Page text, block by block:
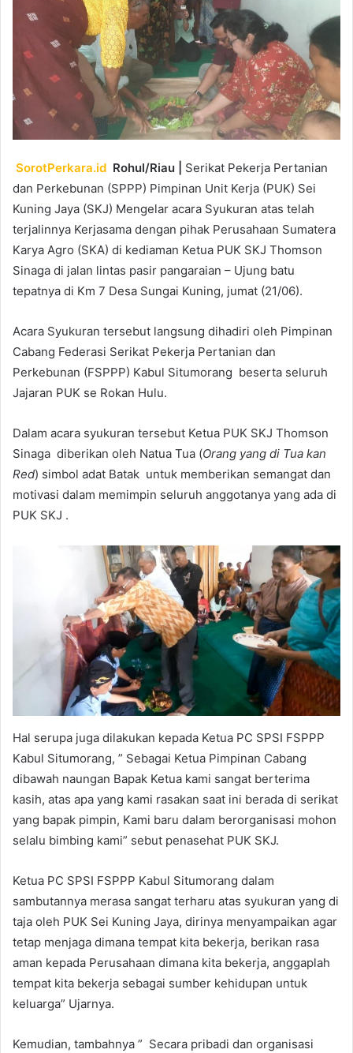
SorotPerkara.id Rohul/Riau |
Serikat Pekerja Pertanian
dan Perkebunan (SPPP) Pimpinan Unit Kerja (PUK) Sei
Kuning Jaya (SKJ) Mengelar acara Syukuran atas telah
terjalinnya Kerjasama dengan pihak Perusahaan Sumatera
Karya Agro (SKA) di kediaman Ketua PUK SKJ Thomson
Sinaga di jalan lintas pasir pangaraian – Ujung batu
tepatnya di Km 7 Desa Sungai Kuning, jumat (21/06).
Acara Syukuran tersebut langsung dihadiri oleh Pimpinan
Cabang Federasi Serikat Pekerja Pertanian dan
Perkebunan (FSPPP) Kabul Situmorang beserta seluruh
Jajaran PUK se Rokan Hulu.
Dalam acara syukuran tersebut Ketua PUK SKJ Thomson
Sinaga diberikan oleh Natua Tua (Orang yang di Tua kan
Red) simbol adat Batak untuk memberikan semangat dan
motivasi dalam memimpin seluruh anggotanya yang ada di
PUK SKJ .
Hal serupa juga dilakukan kepada Ketua PC SPSI FSPPP
Kabul Situmorang, ” Sebagai Ketua Pimpinan Cabang
dibawah naungan Bapak Ketua kami sangat berterima
kasih, atas apa yang kami rasakan saat ini berada di serikat
yang bapak pimpin, Kami baru dalam berorganisasi mohon
selalu bimbing kami” sebut penasehat PUK SKJ.
Ketua PC SPSI FSPPP Kabul Situmorang dalam
sambutannya merasa sangat terharu atas syukuran yang di
taja oleh PUK Sei Kuning Jaya, dirinya menyampaikan agar
tetap menjaga dimana tempat kita bekerja, berikan rasa
aman kepada Perusahaan dimana kita bekerja, anggaplah
tempat kita bekerja sebagai sumber kehidupan untuk
keluarga” Ujarnya.
Kemudian, tambahnya ” Secara pribadi dan organisasi